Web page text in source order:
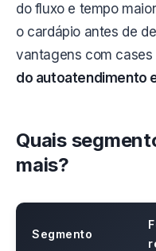
do fluxo e tempo
o cardápio antes de
vantagens com
do autoatendimento
Quais
mais?
Segmento